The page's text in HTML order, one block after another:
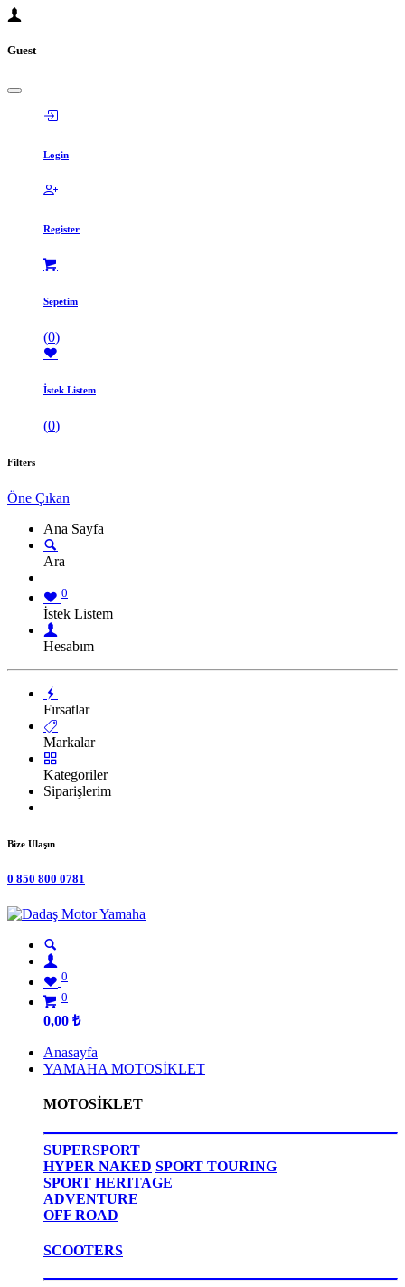
Guest
Login
Register
Sepetim
(0)
İstek Listem
(0)
Filters
Öne Çıkan
Ana Sayfa
Ara
0
İstek Listem
Hesabım
Fırsatlar
Markalar
Kategoriler
Siparişlerim
Bize Ulaşın
0 850 800 0781
0
0
0,00 ₺
Anasayfa
YAMAHA MOTOSİKLET
MOTOSİKLET
SUPERSPORT
HYPER NAKED SPORT TOURING
SPORT HERITAGE
ADVENTURE
OFF ROAD
SCOOTERS